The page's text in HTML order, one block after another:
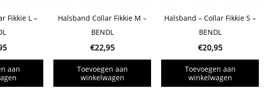
Fikkie L –
aan
Halsband Collar Fikkie M –
BENDL
€22,95
Toevoegen aan
winkelwagen
Halsband – Collar Fikkie S –
BENDL
€20,95
Toevoegen aan
winkelwagen